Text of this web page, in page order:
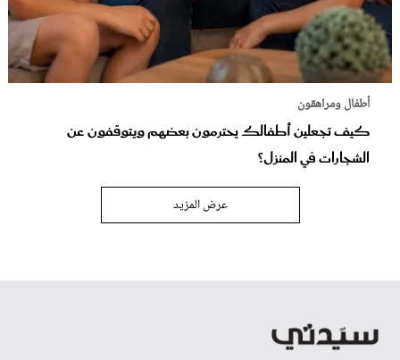
أطفال ومراهقون
كيف تجعلين أطفالك يحترمون بعضهم ويتوقفون عن
الشجارات في المنزل؟
عرض المزيد